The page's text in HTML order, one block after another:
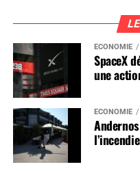
ÉCONOMIE
SpaceX
une
ÉCONOMIE